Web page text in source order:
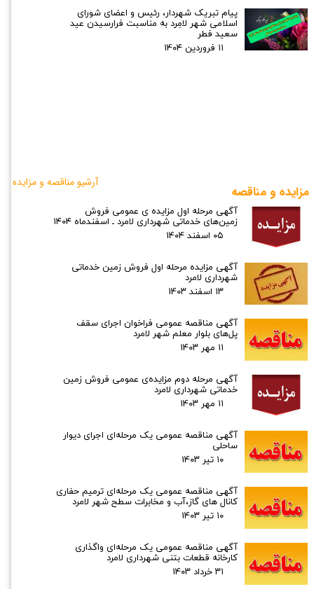
پیام تبریک شهردار، رئیس و اعضای شورای
اسلامی شهر لامِرد به مناسبت فرارسیدن عید
سعید فطر
۱۱ فروردین ۰۴
آگهی مرحله اول مزایده ی عمومی فروش
زمین‌های خدماتی شهرداری لامرد ـ اسفندماه ۱۴۰۴
۰۵ اسفند ۰۴
آگهی مزایده مرحله اول فروش زمین خدماتی
شهرداری لامرد
۱۳ اسفند ۰۳
آگهی مناقصه عمومی فراخوان اجرای سقف
پل‌های بلوار معلم شهر لامرد
۱۱ مهر ۰۳
آگهی مرحله دوم مزایده‌ی عمومی فروش زمین
خدماتی شهرداری لامرد
۱۱ مهر ۰۳
آگهی مناقصه عمومی یک مرحله‌ای اجرای دیوار
ساحلی
۱۰ تیر ۰۳
آگهی مناقصه عمومی یک مرحله‌ای ترمیم حفاری
کانال های گاز،آب و مخابرات سطح شهر لامرد
۱۰ تیر ۰۳
آگهی مناقصه عمومی یک مرحله‌ای واگذاری
کارخانه قطعات بتنی شهرداری لامرد
۳۱ خرداد ۰۳
مزایده و مناقصه
آرشیو مناقصه و مزایده